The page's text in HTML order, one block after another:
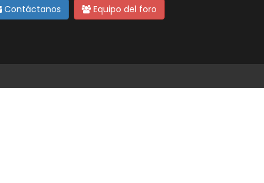
Contáctanos Equipo del foro